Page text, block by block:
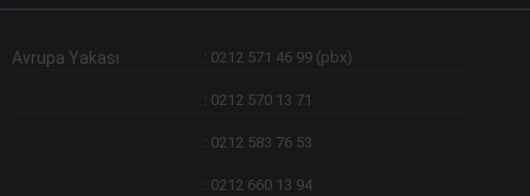
Avrupa Yakası : 0212 571 46 99 (pbx)
: 0212 570 13 71
: 0212 583 76 53
: 0212 660 13 94